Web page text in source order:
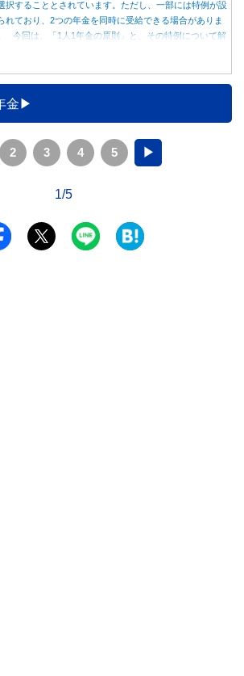
択することとされています。ただし、一部には特例が設
れており、2つの年金を同時に受給できる場合がありま
今回は、「1人1年金の原則」と、その特例について解
金
2 3 4 5 ▶
1/5